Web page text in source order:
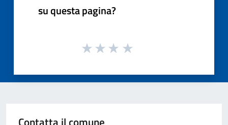
su questa pagina?